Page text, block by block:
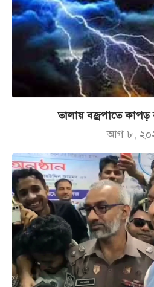
তালায় বজ্রপাতে কাপড়
আগ ৮,